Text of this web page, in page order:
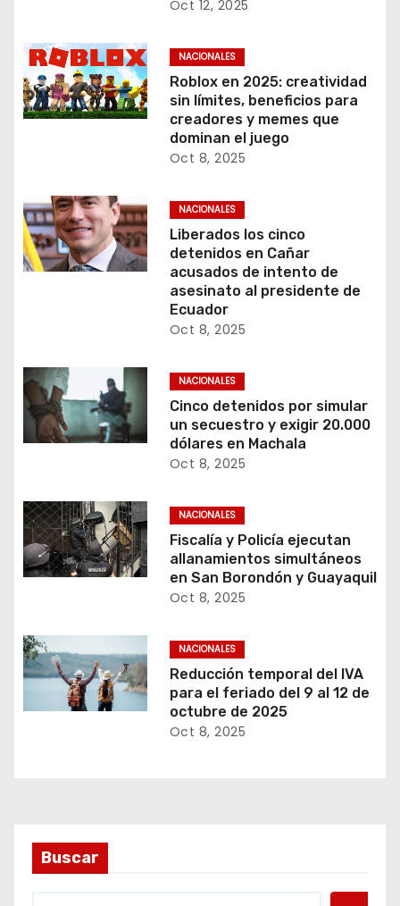
Oct 12, 2025
NACIONALES
Roblox en 2025: creatividad
sin límites, beneficios para
creadores y memes que
dominan el juego
Oct 8, 2025
NACIONALES
Liberados los cinco
detenidos en Cañar
acusados de intento de
asesinato al presidente de
Ecuador
Oct 8, 2025
NACIONALES
Cinco detenidos por simular
un secuestro y exigir 20.000
dólares en Machala
Oct 8, 2025
NACIONALES
Fiscalía y Policía ejecutan
allanamientos simultáneos
en San Borondón y Guayaquil
Oct 8, 2025
NACIONALES
Reducción temporal del IVA
para el feriado del 9 al 12 de
octubre de 2025
Oct 8, 2025
Buscar